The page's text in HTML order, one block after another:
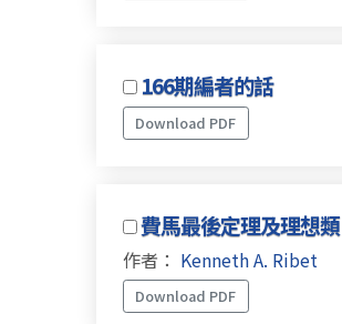
166期編者的話
Download PDF
費馬最後定理及理想類
作者： Kenneth A. Ribet
Download PDF